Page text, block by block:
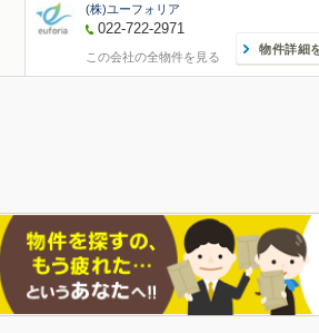
(株)ユーフォリア
022-722-2971
この会社の全物件を見る
物件詳細